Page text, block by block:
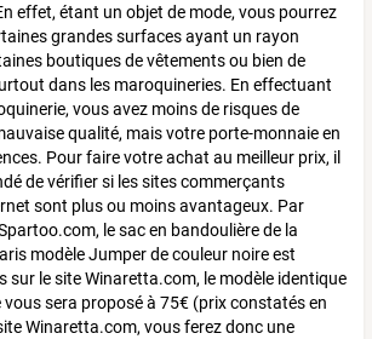
effet, étant un objet de mode, vous pourrez
grandes surfaces ayant un rayon
boutiques de vêtements ou bien de
dans les maroquineries. En effectuant
vous avez moins de risques de
qualité, mais votre porte-monnaie en
Pour faire votre achat au meilleur prix, il
de vérifier si les sites commerçants
sont plus ou moins avantageux. Par
le sac en bandoulière de la
modèle Jumper de couleur noire est
sur le site Winaretta.com, le modèle identique
vous sera proposé à 75€ (prix constatés en
Winaretta.com, vous ferez donc une